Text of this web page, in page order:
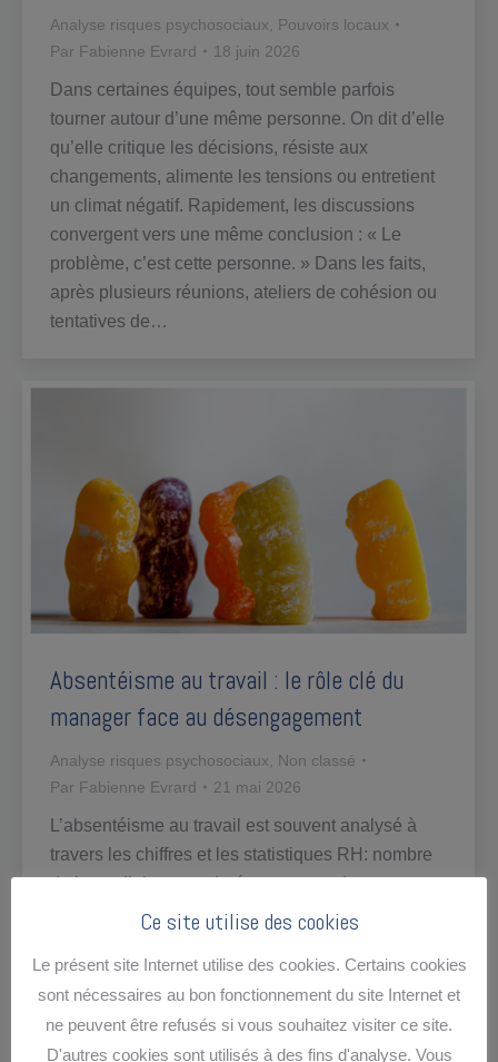
Analyse risques psychosociaux
Pouvoirs locaux
Par Fabienne Evrard 18 juin 2026
Dans certaines équipes, tout semble parfois
tourner autour d’une même personne. On dit d’elle
qu’elle critique les décisions, résiste aux
changements, alimente les tensions ou entretient
un climat négatif. Rapidement, les discussions
convergent vers une même conclusion : « Le
problème, c’est cette personne. » Dans les faits,
après plusieurs réunions, ateliers de cohésion ou
tentatives de…
Absentéisme au travail : le rôle clé du
manager face au désengagement
Analyse risques psychosociaux
Non classé
Par Fabienne Evrard 21 mai 2026
L’absentéisme au travail est souvent analysé à
travers les chiffres et les statistiques RH: nombre
de jours d’absence, durée moyenne des
abesences etc. Pourtant, avant les absences
discrète : le désengagement progressif des
collaborateurs, l’absence mentale : Ils participent
aux réunions sans vraiment y contribuer. Ils
exécutent…
Ce site utilise des cookies
Le présent site Internet utilise des cookies. Certains cookies
sont nécessaires au bon fonctionnement du site Internet et
ne peuvent être refusés si vous souhaitez visiter ce site.
D'autres cookies sont utilisés à des fins d'analyse. Vous